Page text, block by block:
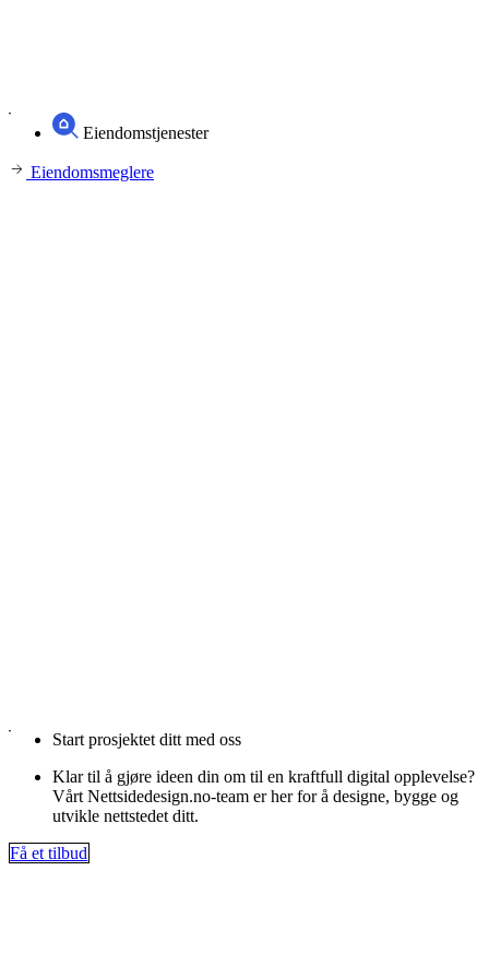
Eiendomstjenester
Eiendomsmeglere
Start prosjektet ditt med oss
Klar til å gjøre ideen din om til en kraftfull digital opplevelse?
Vårt Nettsidedesign.no-team er her for å designe, bygge og
utvikle nettstedet ditt.
Få et tilbud